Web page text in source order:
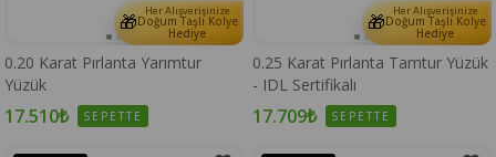
🎁 Her Alışverişinize
Doğum Taşlı Kolye
Hediye
0.20 Karat Pırlanta Yarımtur
Yüzük
17.510₺ SEPETTE
🎁 Her Alışverişinize
Doğum Taşlı Kolye
Hediye
0.25 Karat Pırlanta Tamtur Yüzük
- IDL Sertifikalı
17.709₺ SEPETTE